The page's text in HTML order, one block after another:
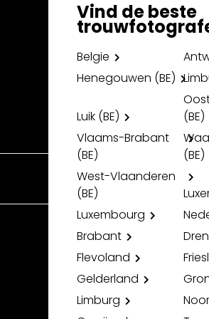
Vind de beste
Belgie
Henegouwen (BE)
Luik (BE)
(BE)
Vlaams-Brabant
(BE)
(BE)
West-Vlaanderen
(BE)
Luxembourg
Brabant
Flevoland
Gelderland
Limburg